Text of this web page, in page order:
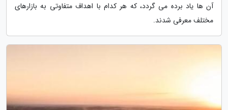
آن ها یاد برده می گردد، که هر کدام با اهداف متفاوتی به بازارهای
مختلف معرفی شدند.